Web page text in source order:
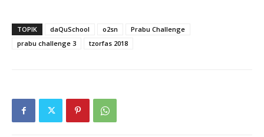
TOPIK daQuSchool o2sn
Prabu Challenge
prabu challenge 3
tzorfas 2018